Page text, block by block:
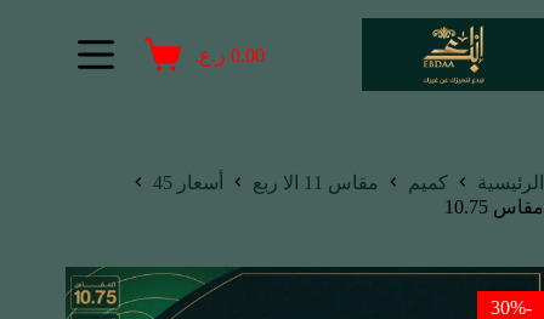
0.00 ر.ع.
الرئيسية كميم مقاس 11 الا ربع
أسعار 45
مقاس 10.75
-30%